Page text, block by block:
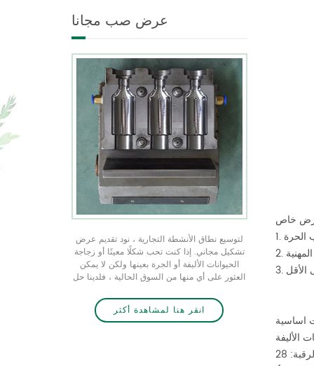
الحرة
الأليفة
28
الأحجام ندرك منتجك الفريد
من خلال عرض التشكيل
المجاني
عرض صب مجانا
لتوسيع نطاق الأنشطة التجارية ، نود تقديم عرض
تشكيل مجاني. إذا كنت تحب شكلًا معينًا أو زجاجة
الحيوانات الأليفة أو الجرة بعينها ولكن لا يمكن
العثور على أي منها من السوق الحالية ، فلدينا حل
الأمر الأولي إلى 50 كيلو قطعة ولا يحتاج إلى
انقر هنا لمشاهدة أكثر